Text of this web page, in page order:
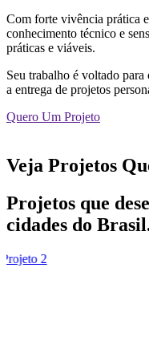
Com forte vivência prática
conhecimento técnico e
práticas e viáveis.
Seu trabalho é voltado
a entrega de projetos
Quero Um Projeto
Veja Projetos
Projetos que
cidades do